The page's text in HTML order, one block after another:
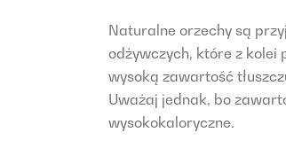
Naturalne orzechy są
odżywczych, które z kolei
wysoką zawartość
Uważaj jednak, bo
wysokokaloryczne.